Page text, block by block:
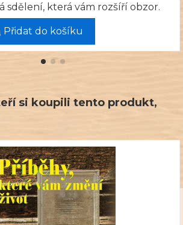
sdělení, která vám rozšíří obzor.
Přidat do košíku
si koupili tento produkt,